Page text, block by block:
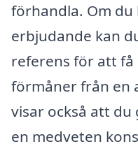
förhandla. Om
erbjudande kan
referens för att
förmåner från en
visar också att
en medveten